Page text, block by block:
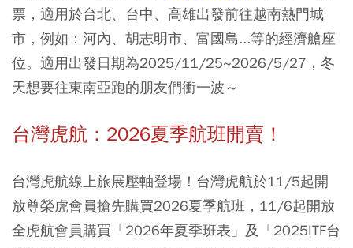
票，適用於台北、台中、高雄出發前往越南熱門城
市，例如：河內、胡志明市、富國島...等的經濟艙座
位。適用出發日期為2025/11/25~2026/5/27，冬
天想要往東南亞跑的朋友們衝一波～
台灣虎航：2026夏季航班開賣！
台灣虎航線上旅展壓軸登場！台灣虎航於11/5起開
放尊榮虎會員搶先購買2026夏季航班，11/6起開放
全虎航會員購買「2026年夏季班表」及「2025ITF台